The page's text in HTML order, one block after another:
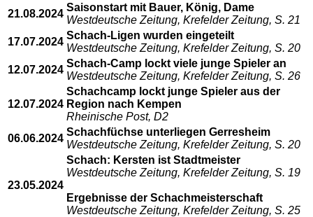
21.08.2024
Saisonstart mit Bauer, König, Dame
Westdeutsche Zeitung, Krefelder Zeitung, S. 21
17.07.2024
Schach-Ligen wurden eingeteilt
Westdeutsche Zeitung, Krefelder Zeitung, S. 20
12.07.2024
Schach-Camp lockt viele junge Spieler an
Westdeutsche Zeitung, Krefelder Zeitung, S. 26
12.07.2024
Schachcamp lockt junge Spieler aus der
Region nach Kempen
Rheinische Post, D2
06.06.2024
Schachfüchse unterliegen Gerresheim
Westdeutsche Zeitung, Krefelder Zeitung, S. 20
23.05.2024
Schach: Kersten ist Stadtmeister
Westdeutsche Zeitung, Krefelder Zeitung, S. 19
Ergebnisse der Schachmeisterschaft
Westdeutsche Zeitung, Krefelder Zeitung, S. 25